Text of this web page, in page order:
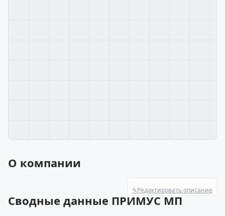
О компании
✎Редактировать описание
Сводные данные ПРИМУС МП